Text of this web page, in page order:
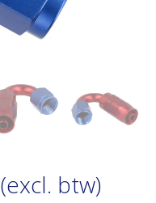
(excl. btw)